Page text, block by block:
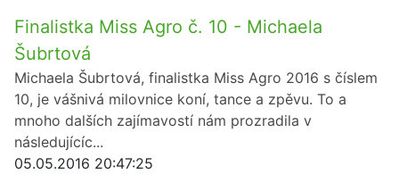
Finalistka Miss Agro č. 10 - Michaela
Šubrtová
Michaela Šubrtová, finalistka Miss Agro 2016 s číslem
10, je vášnivá milovnice koní, tance a zpěvu. To a
mnoho dalších zajímavostí nám prozradila v
následujícíc...
05.05.2016 20:47:25